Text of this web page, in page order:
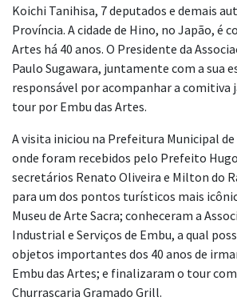
Koichi Tanihisa, 7 deputados e demais
Província. A cidade de Hino, no Japão, é
Artes há 40 anos. O Presidente da
Paulo Sugawara, juntamente com a sua
responsável por acompanhar a comitiva
tour por Embu das Artes.
A visita iniciou na Prefeitura Municipal de
onde foram recebidos pelo Prefeito
secretários Renato Oliveira e Milton do
para um dos pontos turísticos mais
Museu de Arte Sacra; conheceram a
Industrial e Serviços de Embu, a qual
objetos importantes dos 40 anos de
Embu das Artes; e finalizaram o tour
Churrascaria Gramado Grill.